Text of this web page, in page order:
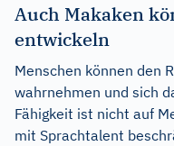
Auch Makaken
entwickeln
Menschen können den
wahrnehmen und sich
Fähigkeit ist nicht auf
mit Sprachtalent